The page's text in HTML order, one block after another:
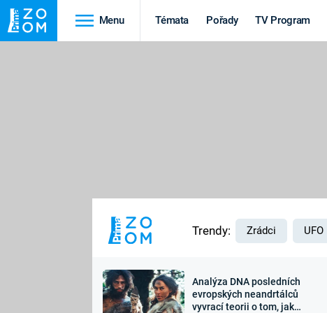
Menu Témata Pořady TV Program
Výročí
Trendy: Zrádci UFO
Analýza DNA posledních
evropských neandrtálců
vyvrací teorii o tom, jak